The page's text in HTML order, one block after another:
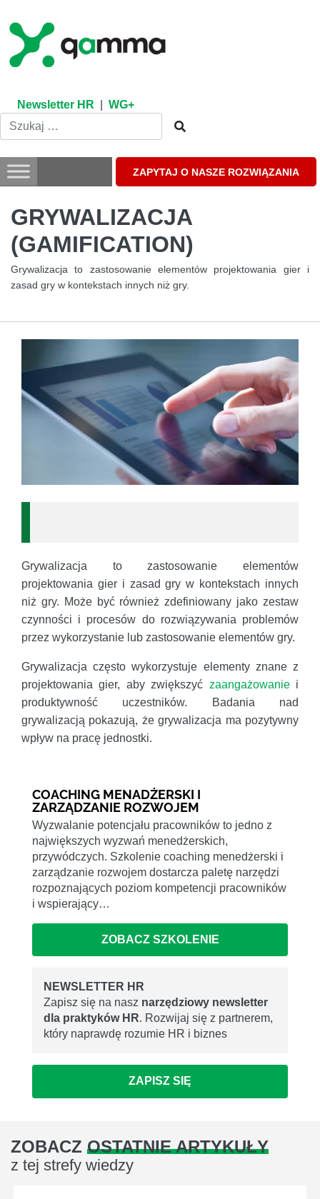
content
Newsletter HR WG+
ZAPYTAJ O NASZE ROZWIĄZANIA
GRYWALIZACJA
(GAMIFICATION)
Grywalizacja to zastosowanie elementów projektowania gier i
zasad gry w kontekstach innych niż gry.
Grywalizacja to zastosowanie elementów
projektowania gier i zasad gry w kontekstach innych
niż gry. Może być również zdefiniowany jako zestaw
czynności i procesów do rozwiązywania problemów
przez wykorzystanie lub zastosowanie elementów gry.
Grywalizacja często wykorzystuje elementy znane z
projektowania gier, aby zwiększyć zaangażowaniei
produktywność uczestników. Badania nad
grywalizacją pokazują, że grywalizacja ma pozytywny
wpływ na pracę jednostki.
COACHING MENADŻERSKI I
ZARZĄDZANIE ROZWOJEM
Wyzwalanie potencjału pracowników to jedno z
największych wyzwań menedżerskich,
przywódczych. Szkolenie coaching menedżerski i
zarządzanie rozwojem dostarcza paletę narzędzi
rozpoznających poziom kompetencji pracowników
i wspierający…
ZOBACZ SZKOLENIE
NEWSLETTER HR
Zapisz się na nasz narzędziowy newsletter
dla praktyków HR. Rozwijaj się z partnerem,
który naprawdę rozumie HR i biznes
ZAPISZ SIĘ
ZOBACZ OSTATNIE ARTYKUŁY
z tej strefy wiedzy